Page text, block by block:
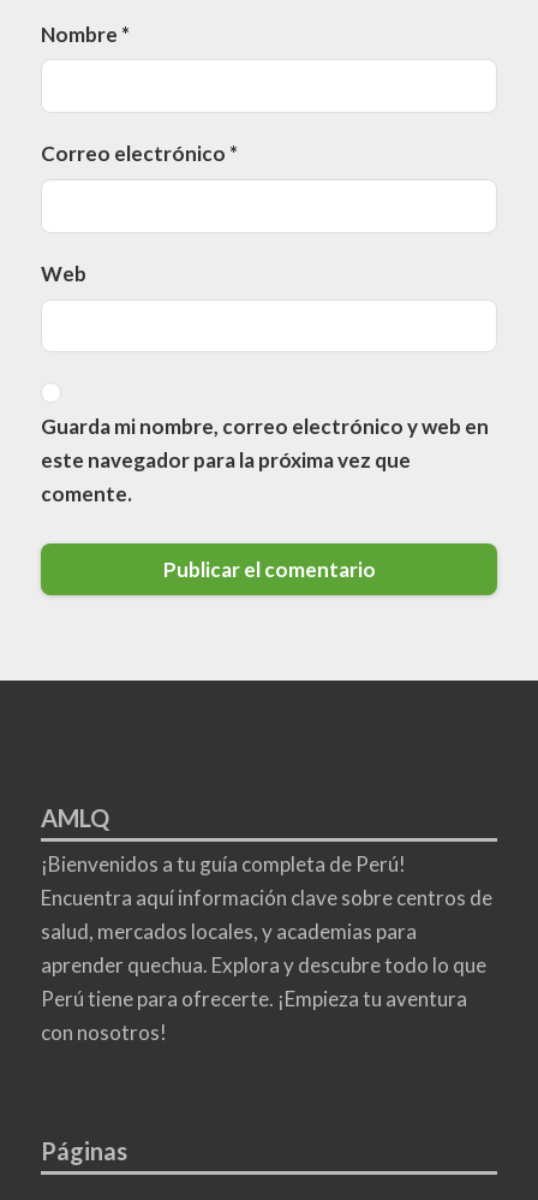
Nombre *
Correo electrónico *
Web
Guarda mi nombre, correo electrónico y web en
este navegador para la próxima vez que
comente.
AMLQ
¡Bienvenidos a tu guía completa de Perú!
Encuentra aquí información clave sobre centros de
salud, mercados locales, y academias para
aprender quechua. Explora y descubre todo lo que
Perú tiene para ofrecerte. ¡Empieza tu aventura
con nosotros!
Páginas